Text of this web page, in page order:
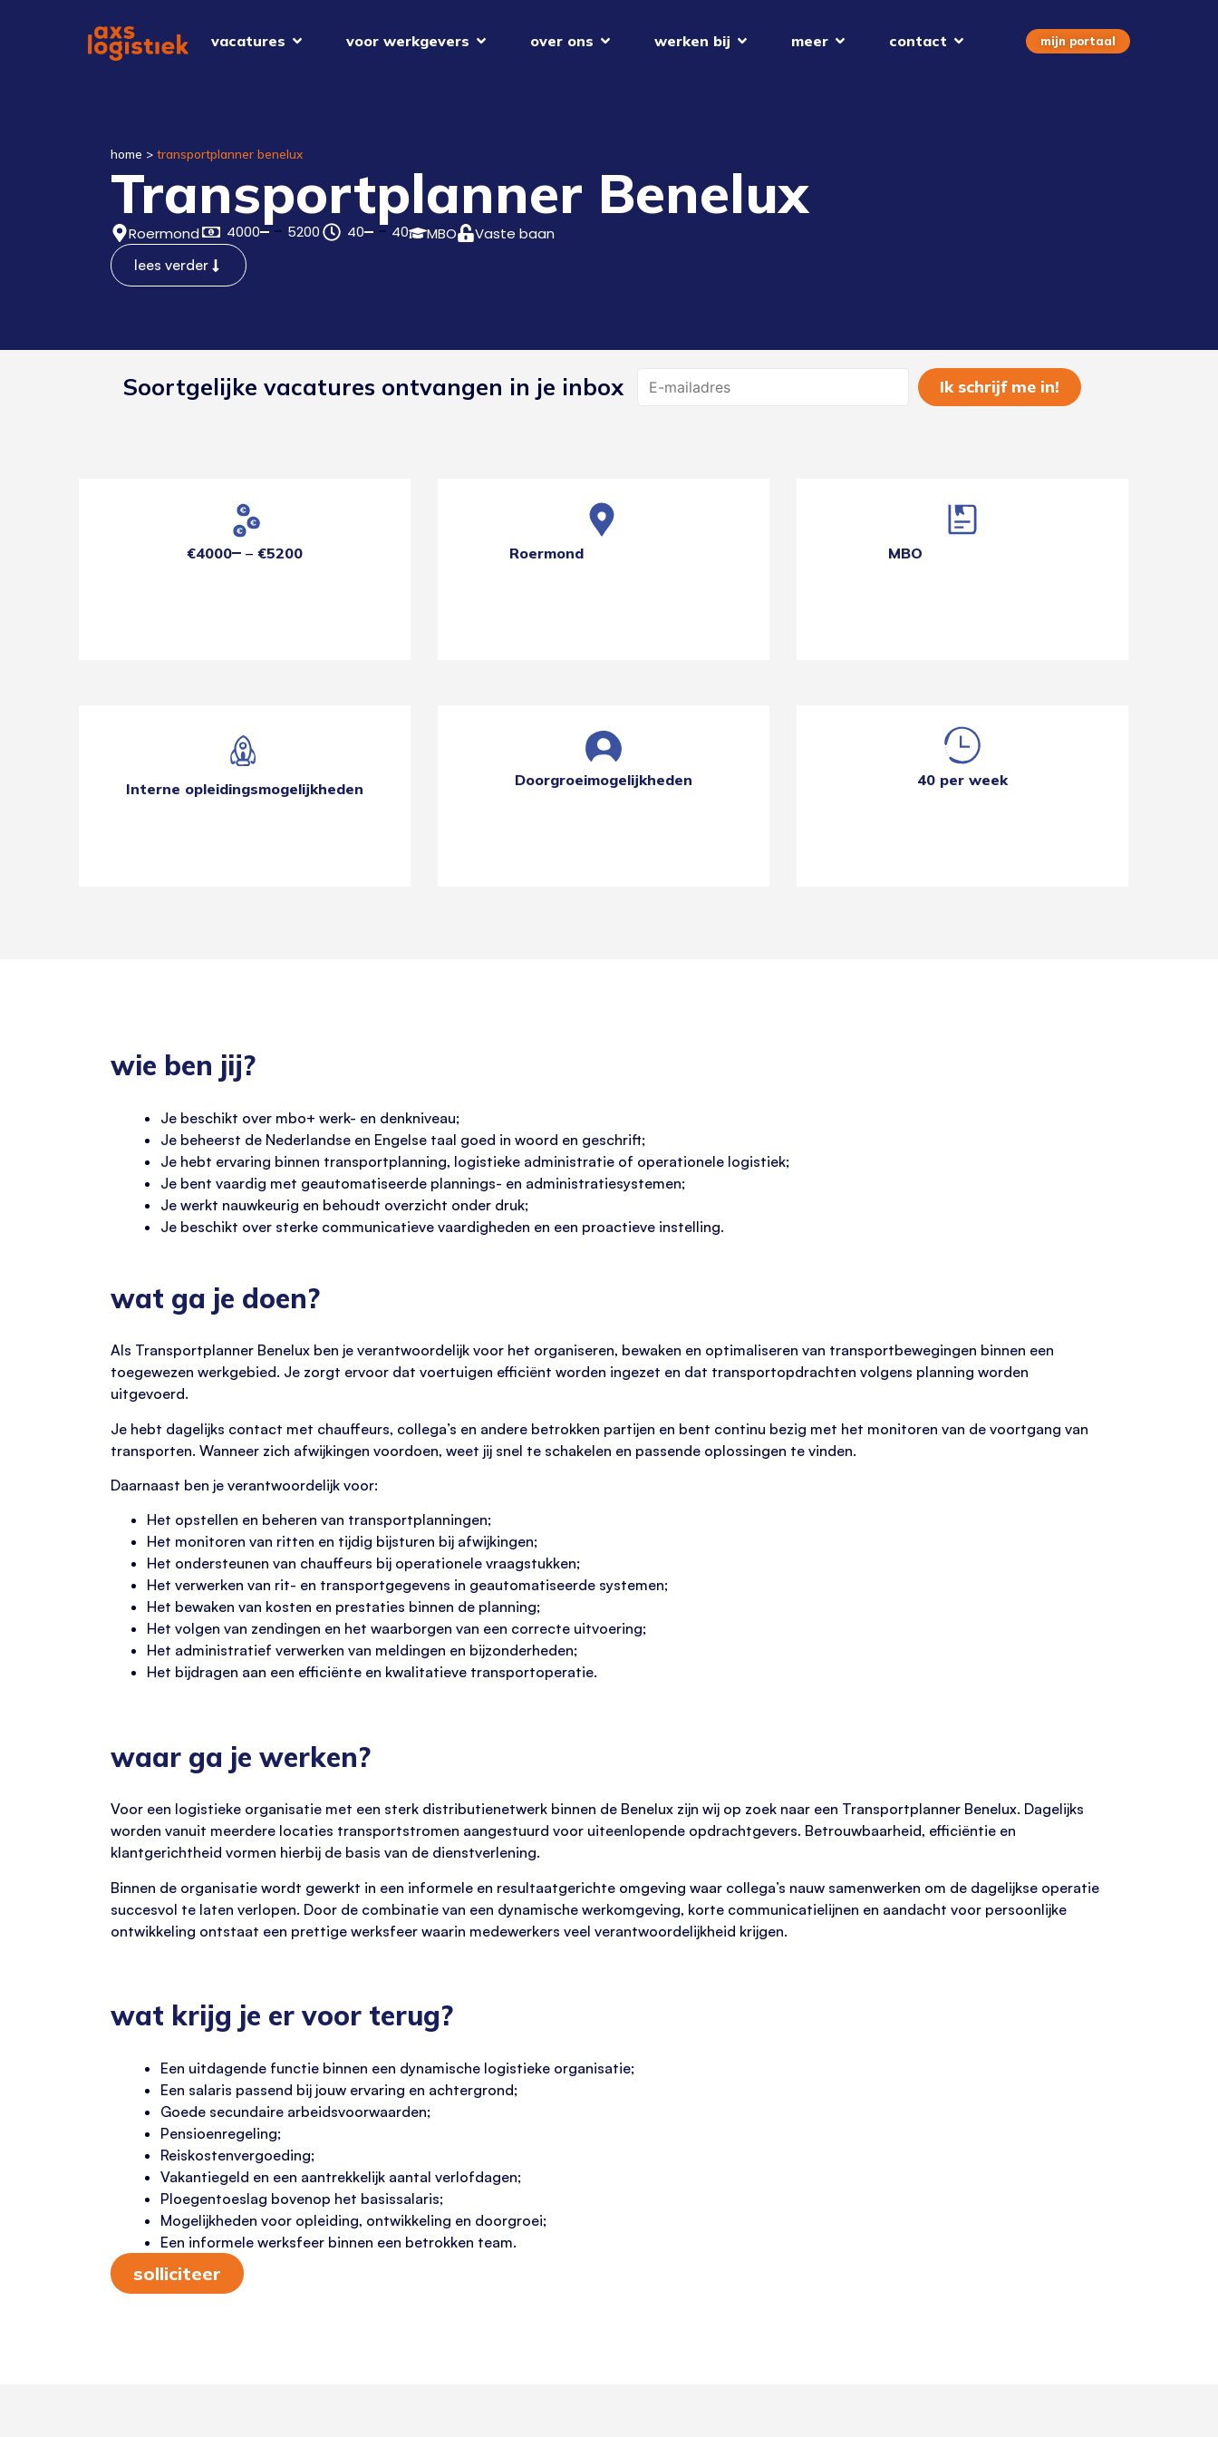
vacatures voor werkgevers over ons werken bij meer contact mijn portaal
home > transportplanner benelux
Transportplanner Benelux
Roermond 4000 5200 40 40 MBO Vaste baan
lees verder
Soortgelijke vacatures ontvangen in je inbox
€4000 €5200 Roermond MBO
Interne opleidingsmogelijkheden Doorgroeimogelijkheden 40 per week
wie ben jij?
Je beschikt over mbo+ werk- en denkniveau;
Je beheerst de Nederlandse en Engelse taal goed in woord en geschrift;
Je hebt ervaring binnen transportplanning, logistieke administratie of operationele logistiek;
Je bent vaardig met geautomatiseerde plannings- en administratiesystemen;
Je werkt nauwkeurig en behoudt overzicht onder druk;
Je beschikt over sterke communicatieve vaardigheden en een proactieve instelling.
wat ga je doen?
Als Transportplanner Benelux ben je verantwoordelijk voor het organiseren, bewaken en optimaliseren van transportbewegingen binnen een
toegewezen werkgebied. Je zorgt ervoor dat voertuigen efficiënt worden ingezet en dat transportopdrachten volgens planning worden
uitgevoerd.
Je hebt dagelijks contact met chauffeurs, collega’s en andere betrokken partijen en bent continu bezig met het monitoren van de voortgang van
transporten. Wanneer zich afwijkingen voordoen, weet jij snel te schakelen en passende oplossingen te vinden.
Daarnaast ben je verantwoordelijk voor:
Het opstellen en beheren van transportplanningen;
Het monitoren van ritten en tijdig bijsturen bij afwijkingen;
Het ondersteunen van chauffeurs bij operationele vraagstukken;
Het verwerken van rit- en transportgegevens in geautomatiseerde systemen;
Het bewaken van kosten en prestaties binnen de planning;
Het volgen van zendingen en het waarborgen van een correcte uitvoering;
Het administratief verwerken van meldingen en bijzonderheden;
Het bijdragen aan een efficiënte en kwalitatieve transportoperatie.
waar ga je werken?
Voor een logistieke organisatie met een sterk distributienetwerk binnen de Benelux zijn wij op zoek naar een Transportplanner Benelux. Dagelijks
worden vanuit meerdere locaties transportstromen aangestuurd voor uiteenlopende opdrachtgevers. Betrouwbaarheid, efficiëntie en
klantgerichtheid vormen hierbij de basis van de dienstverlening.
Binnen de organisatie wordt gewerkt in een informele en resultaatgerichte omgeving waar collega’s nauw samenwerken om de dagelijkse operatie
succesvol te laten verlopen. Door de combinatie van een dynamische werkomgeving, korte communicatielijnen en aandacht voor persoonlijke
ontwikkeling ontstaat een prettige werksfeer waarin medewerkers veel verantwoordelijkheid krijgen.
wat krijg je er voor terug?
Een uitdagende functie binnen een dynamische logistieke organisatie;
Een salaris passend bij jouw ervaring en achtergrond;
Goede secundaire arbeidsvoorwaarden;
Pensioenregeling;
Reiskostenvergoeding;
Vakantiegeld en een aantrekkelijk aantal verlofdagen;
Ploegentoeslag bovenop het basissalaris;
Mogelijkheden voor opleiding, ontwikkeling en doorgroei;
Een informele werksfeer binnen een betrokken team.
solliciteer